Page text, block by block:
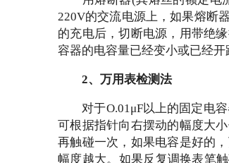
220V的交流电源上，如果熔
的充电后，切断电源，用带绝
容器的电容量已经变小或已经
2、万用表检测法
对于O.01μF以上的固定电
可根据指针向右摆动的幅度大
再触碰一次，如果电容是好的
幅度越大。如果反复调换表笔